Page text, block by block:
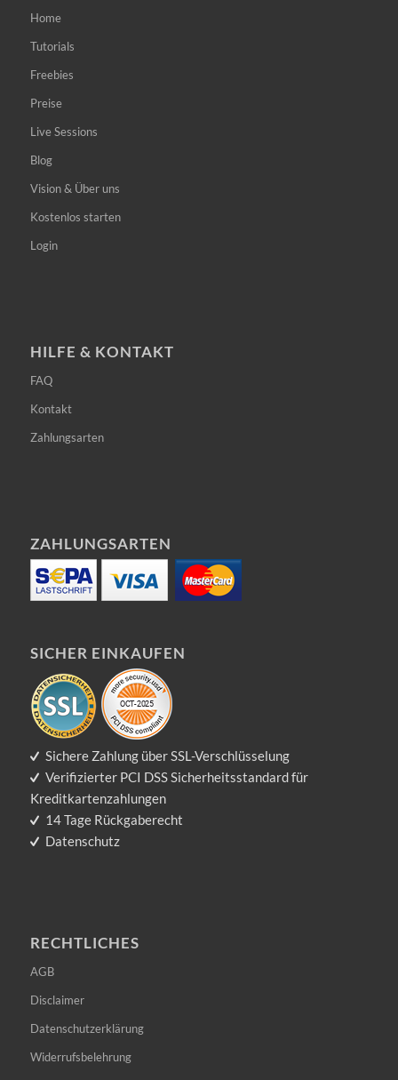
Home
Tutorials
Freebies
Preise
Live Sessions
Blog
Vision & Über uns
Kostenlos starten
Login
HILFE & KONTAKT
FAQ
Kontakt
Zahlungsarten
ZAHLUNGSARTEN
SICHER EINKAUFEN
Sichere Zahlung über SSL-Verschlüsselung
Verifizierter PCI DSS Sicherheitsstandard für
Kreditkartenzahlungen
14 Tage Rückgaberecht
Datenschutz
RECHTLICHES
AGB
Disclaimer
Datenschutzerklärung
Widerrufsbelehrung